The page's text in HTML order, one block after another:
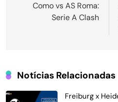
Como vs AS Roma:
Serie A Clash
Notícias Relacionadas
Freiburg x